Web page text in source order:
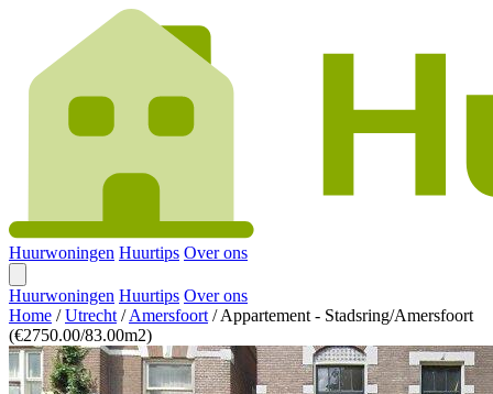
Huurwoningen Huurtips Over ons
Huurwoningen Huurtips Over ons
Home / Utrecht /Amersfoort /Appartement - Stadsring/Amersfoort
(€2750.00/83.00m2)